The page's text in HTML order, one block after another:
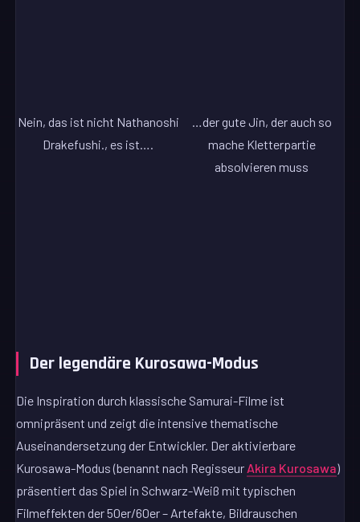
Nein, das ist nicht Nathanoshi
Drakefushi., es ist….
…der gute Jin, der auch so
mache Kletterpartie
absolvieren muss
Der legendäre Kurosawa-Modus
Die Inspiration durch klassische Samurai-Filme ist
omnipräsent und zeigt die intensive thematische
Auseinandersetzung der Entwickler. Der aktivierbare
Kurosawa-Modus (benannt nach Regisseur Akira Kurosawa)
präsentiert das Spiel in Schwarz-Weiß mit typischen
Filmeffekten der 50er/60er – Artefakte, Bildrauschen